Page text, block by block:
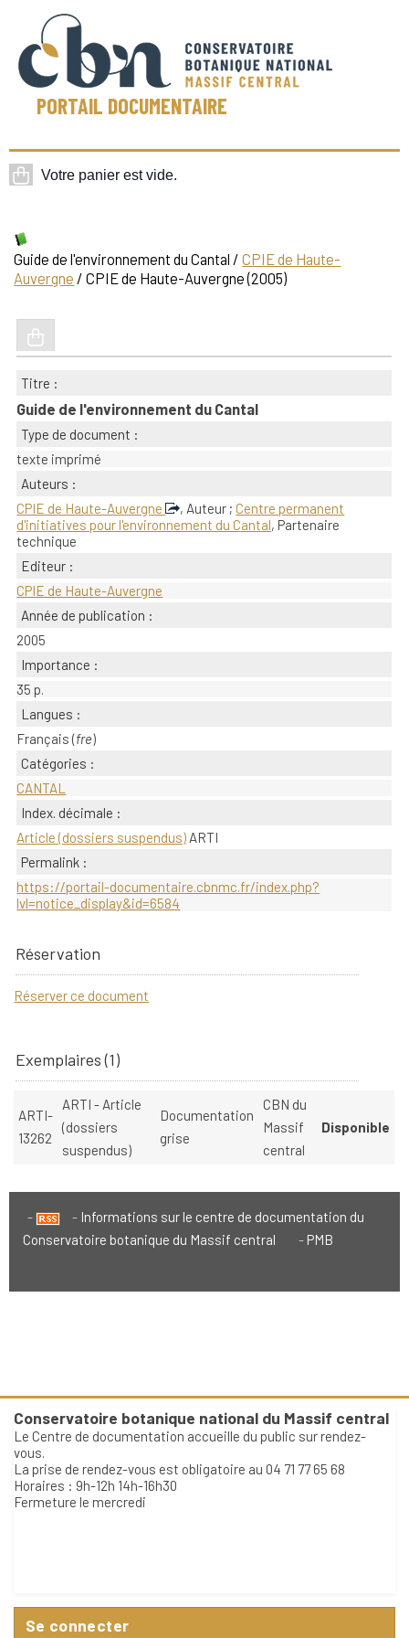
PORTAIL DOCUMENTAIRE
Guide de l'environnement du Cantal /CPIE de Haute-
Auvergne / CPIE de Haute-Auvergne (2005)
Titre :
Guide de l'environnement du Cantal
Type de document :
texte imprimé
Auteurs :
CPIE de Haute-Auvergne
, Auteur ;Centre permanent
d'initiatives pour l'environnement du Cantal, Partenaire
technique
Editeur :
CPIE de Haute-Auvergne
Année de publication :
2005
Importance :
35 p.
Langues :
Français (fre)
Catégories :
CANTAL
Index. décimale :
Article (dossiers suspendus) ARTI
Permalink :
https://portail-documentaire.cbnmc.fr/index.php?
lvl=notice_display&id=6584
Réservation
Réserver ce document
Exemplaires (1)
ARTI-
13262
ARTI - Article
(dossiers
suspendus)
Documentation
grise
CBN du
Massif
central
Disponible
Informations sur le centre de documentation du
Conservatoire botanique du Massif central
PMB
Conservatoire botanique national du Massif central
Le Centre de documentation accueille du public sur rendez-
vous.
La prise de rendez-vous est obligatoire au 04 71 77 65 68
Horaires : 9h-12h 14h-16h30
Fermeture le mercredi
Se connecter